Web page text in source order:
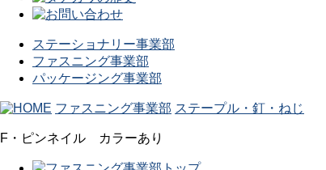
ステーショナリー事業部
ファスニング事業部
パッケージング事業部
ファスニング事業部 ステープル・釘・ねじ
F・ピンネイル カラーあり